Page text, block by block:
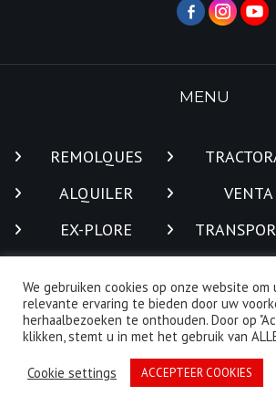
MENU
REMOLQUES
ALQUILER
VENTA
EX-PLORE
SE BUSCA
ARCHIVO
We gebruiken cookies op onze website om
relevante ervaring te bieden door uw
herhaalbezoeken te onthouden. Door op
klikken, stemt u in met het gebruik van
Cookie settings ACCEPTEER COOKIES